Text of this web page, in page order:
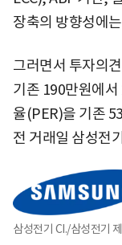
장축의 방향성에
그러면서 투자의
기존 190만원에서
율(PER)을 기존
전 거래일 삼성전
삼성전기 CI./삼성전기